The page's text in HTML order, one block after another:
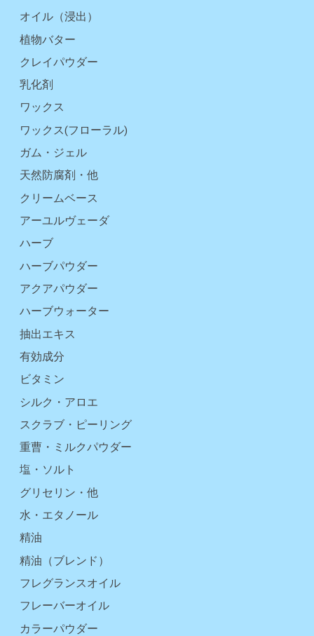
オイル（浸出）
植物バター
クレイパウダー
乳化剤
ワックス
ワックス(フローラル)
ガム・ジェル
天然防腐剤・他
クリームベース
アーユルヴェーダ
ハーブ
ハーブパウダー
アクアパウダー
ハーブウォーター
抽出エキス
有効成分
ビタミン
シルク・アロエ
スクラブ・ピーリング
重曹・ミルクパウダー
塩・ソルト
グリセリン・他
水・エタノール
精油
精油（ブレンド）
フレグランスオイル
フレーバーオイル
カラーパウダー